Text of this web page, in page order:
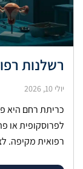
רשלנות
יולי 10, 2026
כריתת רחם היא
לפרוסקופית או
רפואית מקיפה.